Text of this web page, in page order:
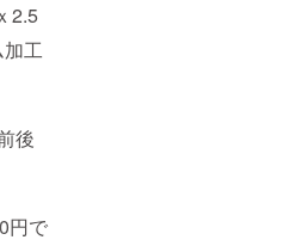
2.5
加工
後
円で